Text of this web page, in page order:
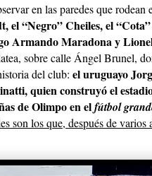
en las paredes que rodean
el “Negro” Cheiles, el
Armando Maradona y
sobre calle Ángel Brunel,
del club: el uruguayo
quien construyó el
de Olimpo en elfútbol
son los que, después de varios